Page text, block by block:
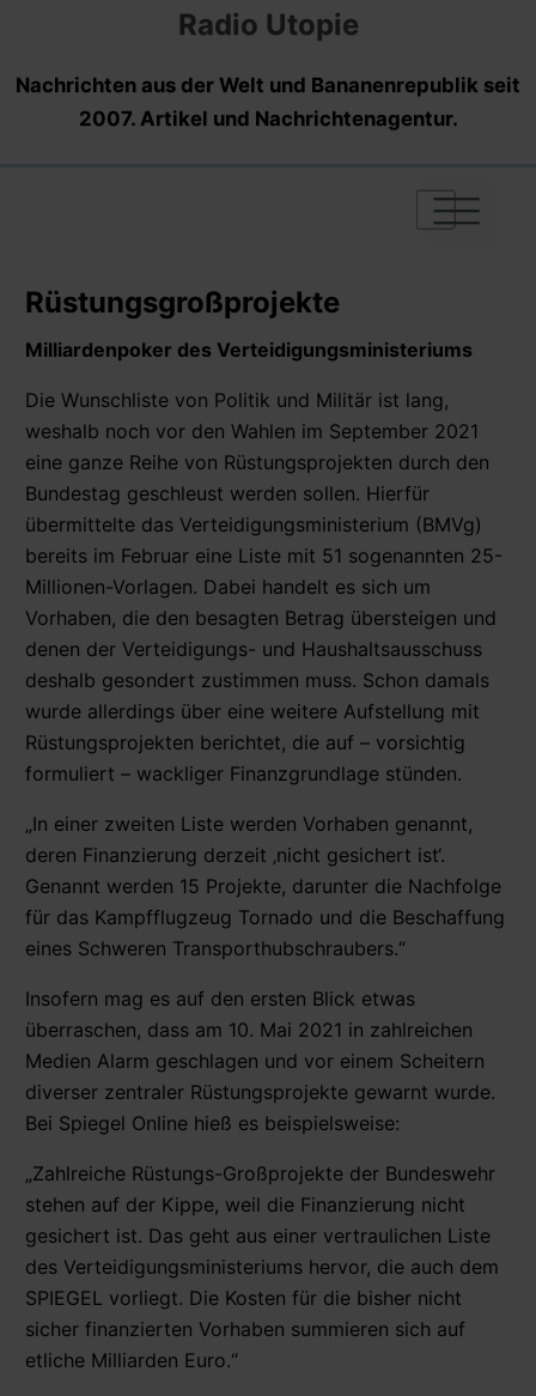
Radio Utopie
Nachrichten aus der Welt und Bananenrepublik seit
2007. Artikel und Nachrichtenagentur.
|
|
|
Rüstungsgroßprojekte
Milliardenpoker des Verteidigungsministeriums
Die Wunschliste von Politik und Militär ist lang,
weshalb noch vor den Wahlen im September 2021
eine ganze Reihe von Rüstungsprojekten durch den
Bundestag geschleust werden sollen. Hierfür
übermittelte das Verteidigungsministerium (BMVg)
bereits im Februar eine Liste mit 51 sogenannten 25-
Millionen-Vorlagen. Dabei handelt es sich um
Vorhaben, die den besagten Betrag übersteigen und
denen der Verteidigungs- und Haushaltsausschuss
deshalb gesondert zustimmen muss. Schon damals
wurde allerdings über eine weitere Aufstellung mit
Rüstungsprojekten berichtet, die auf – vorsichtig
formuliert – wackliger Finanzgrundlage stünden.
„In einer zweiten Liste werden Vorhaben genannt,
deren Finanzierung derzeit ‚nicht gesichert ist‘.
Genannt werden 15 Projekte, darunter die Nachfolge
für das Kampfflugzeug Tornado und die Beschaffung
eines Schweren Transporthubschraubers.“
Insofern mag es auf den ersten Blick etwas
überraschen, dass am 10. Mai 2021 in zahlreichen
Medien Alarm geschlagen und vor einem Scheitern
diverser zentraler Rüstungsprojekte gewarnt wurde.
Bei Spiegel Online hieß es beispielsweise:
„Zahlreiche Rüstungs-Großprojekte der Bundeswehr
stehen auf der Kippe, weil die Finanzierung nicht
gesichert ist. Das geht aus einer vertraulichen Liste
des Verteidigungsministeriums hervor, die auch dem
SPIEGEL vorliegt. Die Kosten für die bisher nicht
sicher finanzierten Vorhaben summieren sich auf
etliche Milliarden Euro.“